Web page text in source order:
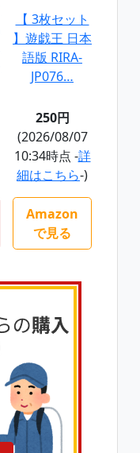
【 3枚セット
】遊戯王 日本
語版 RIRA-
JP076…
250円
(2026/08/07
10:34時点 -詳
細はこちら-)
Amazon
で見る